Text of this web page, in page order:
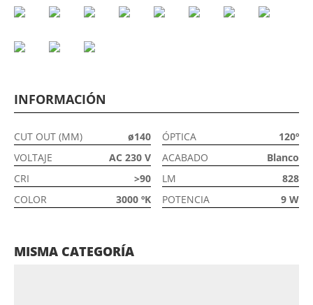
INFORMACIÓN
CUT OUT (MM)
ø140
VOLTAJE
AC 230 V
CRI
>90
COLOR
3000 ºK
ÓPTICA
120º
ACABADO
Blanco
LM
828
POTENCIA
9 W
MISMA CATEGORÍA